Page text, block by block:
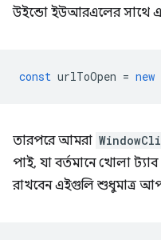
উইন্ডো ইউআরএলের সাথে
const urlToOpen = new
তারপরে আমরা
পাই, যা বর্তমানে খোলা
রাখবেন এইগুলি শুধুমাত্র